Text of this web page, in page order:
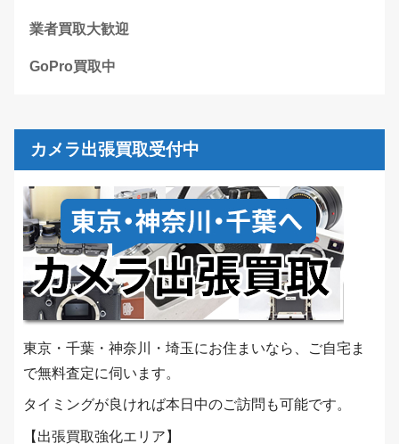
業者買取大歓迎
GoPro買取中
カメラ出張買取受付中
東京・千葉・神奈川・埼玉にお住まいなら、ご自宅ま
で無料査定に伺います。
タイミングが良ければ本日中のご訪問も可能です。
【出張買取強化エリア】